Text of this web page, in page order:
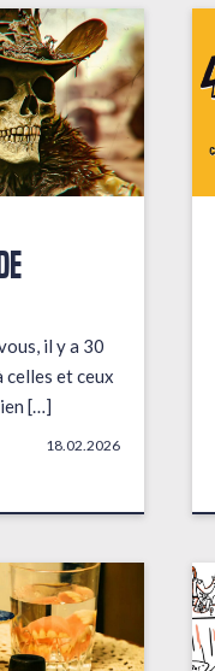
il y a 30
celles et ceux
[…]
18.02.2026